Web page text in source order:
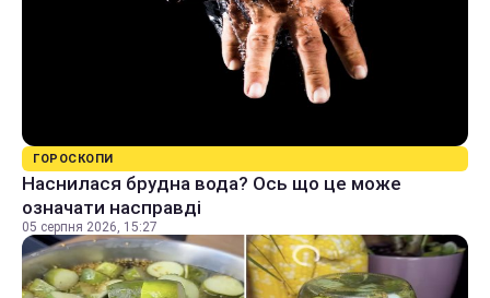
ГОРОСКОПИ
Наснилася брудна вода? Ось що це може
означати насправді
05 серпня 2026, 15:27